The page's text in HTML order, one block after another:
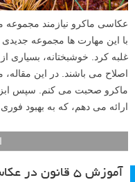
عکاسی ماکرو نیازمند
با این مهارت ها مجموعه جدیدی
غلبه کرد. خوشبختانه، بسیاری
اصلاح می باشند. در این
ماکرو صحبت می کنم. سپس
ارائه می دهم، که به بهبود
آموزش ۵